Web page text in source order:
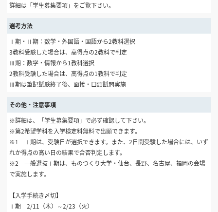
詳細は「学生募集要項」をご覧下さい。
選考方法
Ⅰ期・Ⅱ期：数学・外国語・国語から2教科選択
3教科受験した場合は、高得点の2教科で判定
Ⅲ期：数学・情報から1教科選択
2教科受験した場合は、高得点の1教科で判定
Ⅲ期は筆記試験終了後、面接・口頭試問実施
その他・注意事項
※詳細は、「学生募集要項」で必ず確認して下さい。
※第2希望学科を入学検定料無料で出願できます。
※1 Ⅰ期は、受験日が選択できます。また、2日間受験した場合には、いず
れか得点の高い日の結果で合否判定します。
※2 一般選抜Ⅰ期は、ものつくり大学・仙台、長野、名古屋、福岡の会場
で実施します。
【入学手続き〆切】
Ⅰ期 2/11（木）～2/23（火）